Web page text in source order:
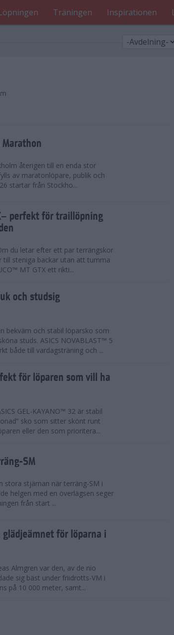
Träningen Inspirationen
återigen till en enda stor
av maratonlöpare, publik och
startar från Stockho...
perfekt för traillöpning
du letar efter ett par terrängskor
till steniga backar utan att tumma
MT GTX ett rikti...
och studsig
bekväm och stabil löparsko som
studs. ASICS NOVABLAST™ 5
både till vardagsträning och ...
för löparen som vill ha
GEL-KAYANO™ 32 är stabil
sko som sitter skönt runt
eller den som prioritera...
SM
stora stjärnan när terräng-SM i
helgen med en överlägsen seger
från start ...
för löparna i
Almgren var den, av de nio
sig bäst under friidrotts-VM i
på 10 000 meter, samt...